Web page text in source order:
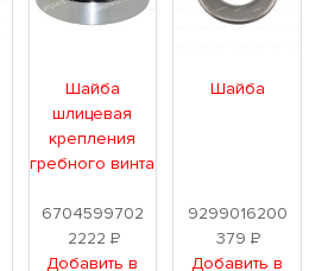
Шайба
шлицевая
крепления
гребного винта
6704599702
2222Р
Добавить в
Шайба
9299016200
379Р
Добавить в